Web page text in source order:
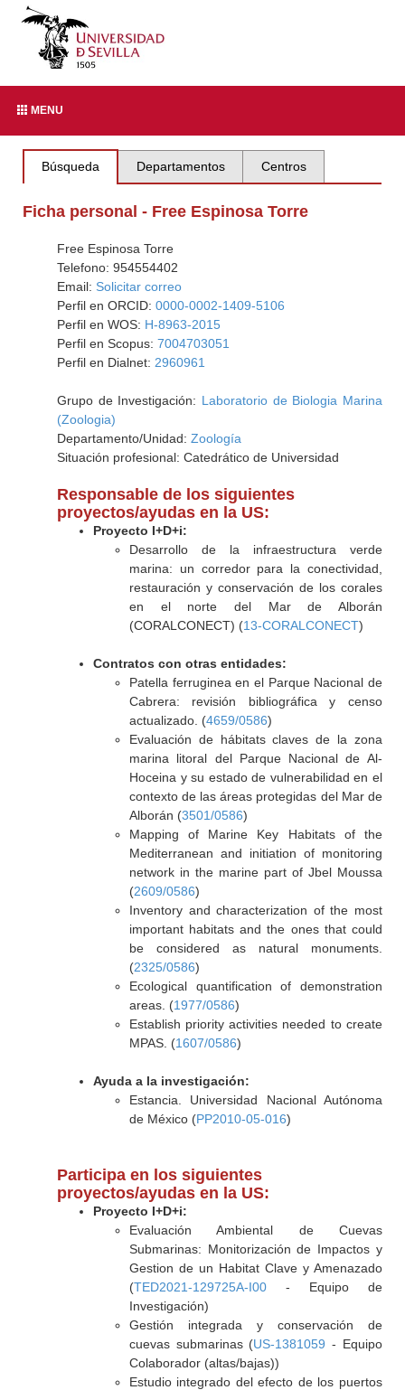
MENU
Búsqueda Departamentos Centros
Ficha personal - Free Espinosa Torre
Free Espinosa Torre
Telefono: 954554402
Email: Solicitar correo
Perfil en ORCID: 0000-0002-1409-5106
Perfil en WOS: H-8963-2015
Perfil en Scopus: 7004703051
Perfil en Dialnet: 2960961
Grupo de Investigación: Laboratorio de Biologia Marina
(Zoologia)
Departamento/Unidad: Zoología
Situación profesional: Catedrático de Universidad
Responsable de los siguientes
proyectos/ayudas en la US:
Proyecto I+D+i:
Desarrollo de la infraestructura verde
marina: un corredor para la conectividad,
restauración y conservación de los corales
en el norte del Mar de Alborán
(CORALCONECT) (13-CORALCONECT)
Contratos con otras entidades:
Patella ferruginea en el Parque Nacional de
Cabrera: revisión bibliográfica y censo
actualizado. (4659/0586)
Evaluación de hábitats claves de la zona
marina litoral del Parque Nacional de Al-
Hoceina y su estado de vulnerabilidad en el
contexto de las áreas protegidas del Mar de
Alborán (3501/0586)
Mapping of Marine Key Habitats of the
Mediterranean and initiation of monitoring
network in the marine part of Jbel Moussa
(2609/0586)
Inventory and characterization of the most
important habitats and the ones that could
be considered as natural monuments.
(2325/0586)
Ecological quantification of demonstration
areas. (1977/0586)
Establish priority activities needed to create
MPAS. (1607/0586)
Ayuda a la investigación:
Estancia. Universidad Nacional Autónoma
de México (PP2010-05-016)
Participa en los siguientes
proyectos/ayudas en la US:
Proyecto I+D+i:
Evaluación Ambiental de Cuevas
Submarinas: Monitorización de Impactos y
Gestion de un Habitat Clave y Amenazado
(TED2021-129725A-I00- Equipo de
Investigación)
Gestión integrada y conservación de
cuevas submarinas (US-1381059 - Equipo
Colaborador (altas/bajas))
Estudio integrado del efecto de los puertos